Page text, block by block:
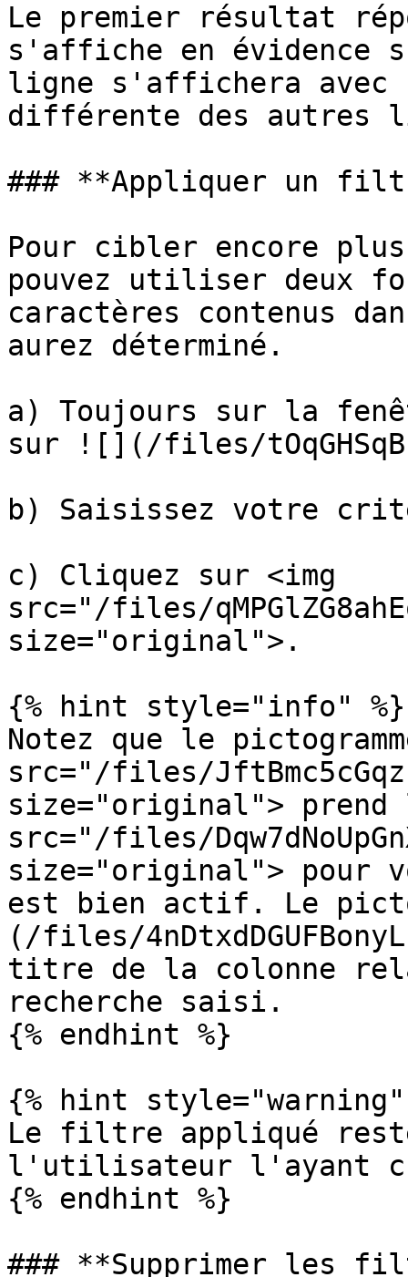
Le premier résultat
s'affiche en
ligne s'affichera avec
différente des autres
### **Appliquer un
Pour cibler encore
pouvez utiliser deux
caractères contenus
aurez déterminé.
a) Toujours sur la
sur ![](/files/
b) Saisissez votre
c) Cliquez sur <img
src="/files/
size="original">.
{% hint style="info" %}
Notez que le
src="/files/
size="original"> prend
src="/files/
size="original"> pour
est bien actif. Le
(/files/
titre de la colonne
recherche saisi.
{% endhint %}
{% hint style="warning"
Le filtre appliqué
l'utilisateur l'ayant
{% endhint %}
### **Supprimer les